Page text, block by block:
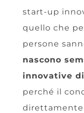
start-up
quello che
persone
nascono
innovative
perché il
direttamente